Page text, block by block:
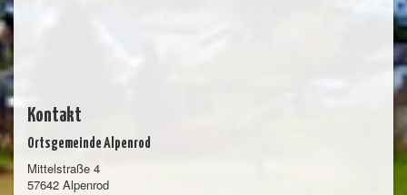
Kontakt
Ortsgemeinde Alpenrod
Mittelstraße 4
57642 Alpenrod